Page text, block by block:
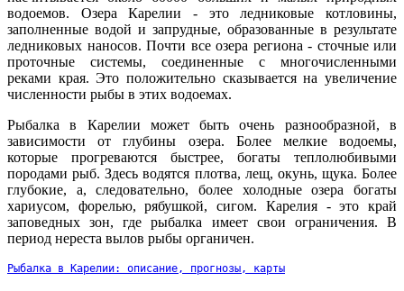
водоемов. Озера Карелии - это ледниковые котловины,
заполненные водой и запрудные, образованные в результате
ледниковых наносов. Почти все озера региона - сточные или
проточные системы, соединенные с многочисленными
реками края. Это положительно сказывается на увеличение
численности рыбы в этих водоемах.
Рыбалка в Карелии может быть очень разнообразной, в
зависимости от глубины озера. Более мелкие водоемы,
которые прогреваются быстрее, богаты теплолюбивыми
породами рыб. Здесь водятся плотва, лещ, окунь, щука. Более
глубокие, а, следовательно, более холодные озера богаты
хариусом, форелью, рябушкой, сигом. Карелия - это край
заповедных зон, где рыбалка имеет свои ограничения. В
период нереста вылов рыбы органичен.
Рыбалка в Карелии: описание, прогнозы, карты